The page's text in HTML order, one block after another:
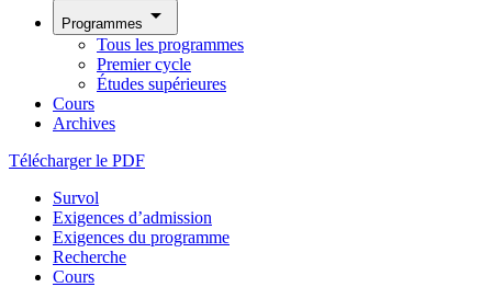
Programmes arrow_drop_down
Tous les programmes
Premier cycle
Études supérieures
Cours
Archives
Télécharger le PDF
Survol
Exigences d’admission
Exigences du programme
Recherche
Cours